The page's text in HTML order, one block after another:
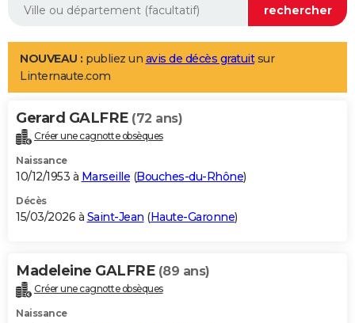
Aménagement intérieur
LIFESTYLE
Art de vivre
Bien-être
Loisirs
Mode
Modes de vie
Alimentation
Guide de la santé
Maladies
Médicaments
Sommeil
VOYAGE
Destinations
City break
Voyage nature
Voyage de noces
Forum
Climat
+PHOTO
GUIDES D'ACHAT
BONS PLANS
Carte de Noël
Carte Bonne année
Carte Saint-Valentin
Carte Pâques
Carte d'anniversaire
DICTIONNAIRE
Dictionnaire
Biographies
Citations
Expressions
Proverbes
PROGRAMME TV
NOUVEAU : publiez un avis de décès gratuitsur
Linternaute.com
Gerard GALFRE (72 ans)
Créer une cagnotte obsèques
Naissance
10/12/1953 à Marseille (Bouches-du-Rhône)
Décès
15/03/2026 à Saint-Jean (Haute-Garonne)
Madeleine GALFRE (89 ans)
Créer une cagnotte obsèques
Naissance